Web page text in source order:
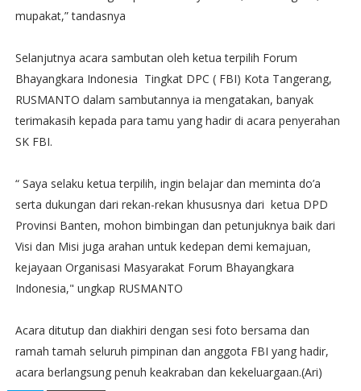
mupakat,” tandasnya
Selanjutnya acara sambutan oleh ketua terpilih Forum
Bhayangkara Indonesia Tingkat DPC ( FBI) Kota Tangerang,
RUSMANTO dalam sambutannya ia mengatakan, banyak
terimakasih kepada para tamu yang hadir di acara penyerahan
SK FBI.
“ Saya selaku ketua terpilih, ingin belajar dan meminta do’a
serta dukungan dari rekan-rekan khususnya dari ketua DPD
Provinsi Banten, mohon bimbingan dan petunjuknya baik dari
Visi dan Misi juga arahan untuk kedepan demi kemajuan,
kejayaan Organisasi Masyarakat Forum Bhayangkara
Indonesia," ungkap RUSMANTO
Acara ditutup dan diakhiri dengan sesi foto bersama dan
ramah tamah seluruh pimpinan dan anggota FBI yang hadir,
acara berlangsung penuh keakraban dan kekeluargaan.(Ari)